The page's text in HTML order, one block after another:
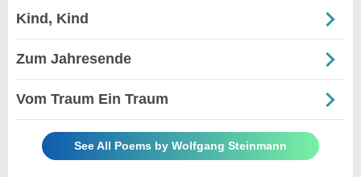
Kind, Kind
Zum Jahresende
Vom Traum Ein Traum
See All Poems by Wolfgang Steinmann